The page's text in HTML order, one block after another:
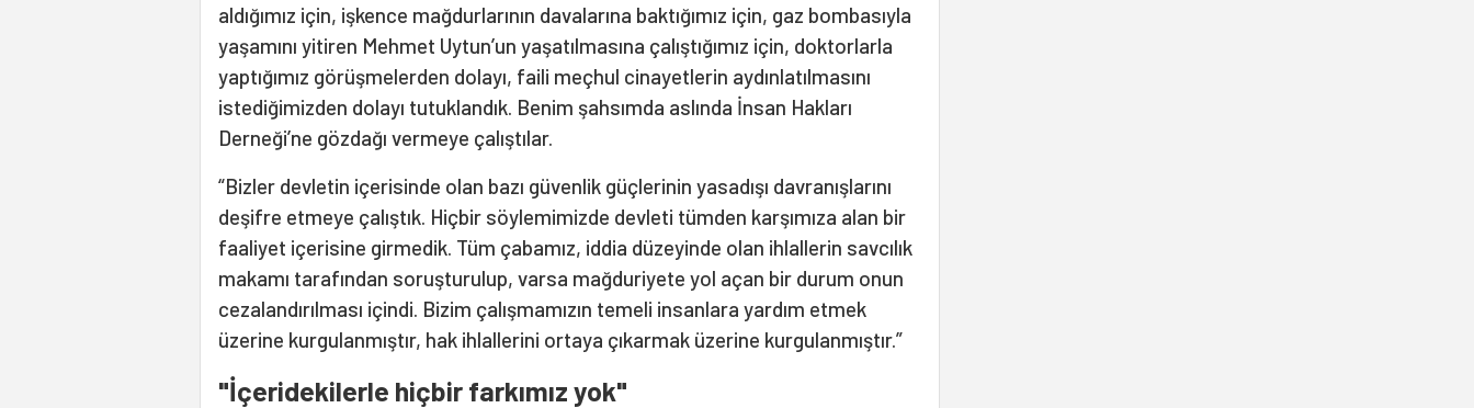
aldığımız için, işkence mağdurlarının davalarına baktığımız için, gaz bombasıyla
yaşamını yitiren Mehmet Uytun’un yaşatılmasına çalıştığımız için, doktorlarla
yaptığımız görüşmelerden dolayı, faili meçhul cinayetlerin aydınlatılmasını
istediğimizden dolayı tutuklandık. Benim şahsımda aslında İnsan Hakları
Derneği’ne gözdağı vermeye çalıştılar.
“Bizler devletin içerisinde olan bazı güvenlik güçlerinin yasadışı davranışlarını
deşifre etmeye çalıştık. Hiçbir söylemimizde devleti tümden karşımıza alan bir
faaliyet içerisine girmedik. Tüm çabamız, iddia düzeyinde olan ihlallerin savcılık
makamı tarafından soruşturulup, varsa mağduriyete yol açan bir durum onun
cezalandırılması içindi. Bizim çalışmamızın temeli insanlara yardım etmek
üzerine kurgulanmıştır, hak ihlallerini ortaya çıkarmak üzerine kurgulanmıştır.”
"İçeridekilerle hiçbir farkımız yok"